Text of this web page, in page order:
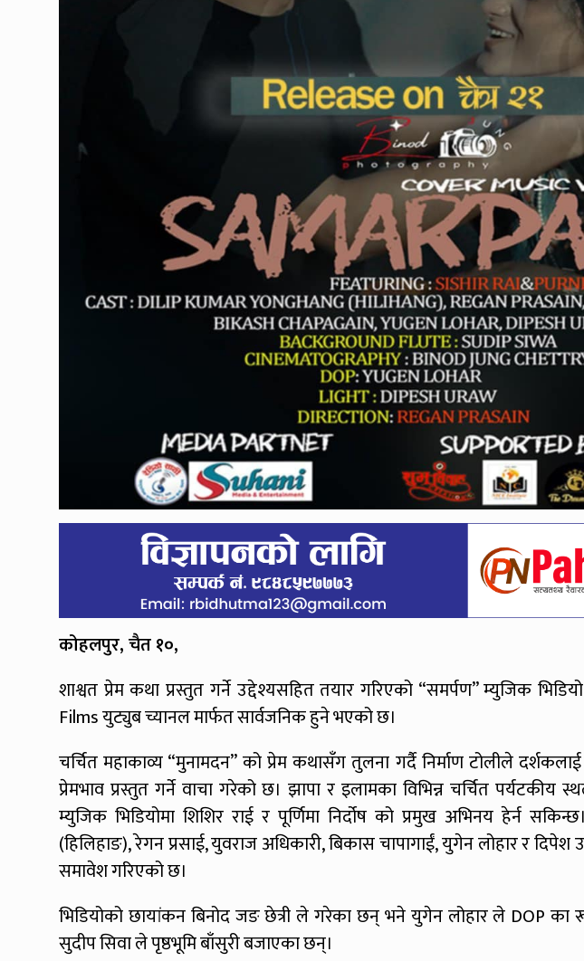
कोहलपुर, चैत १०,
शाश्वत प्रेम कथा प्रस्तुत गर्ने उद्देश्यसहित तयार गरिएको “समर्पण” म्युजिक
Films युट्युब च्यानल मार्फत सार्वजनिक हुने भएको छ।
चर्चित महाकाव्य “मुनामदन” को प्रेम कथासँग तुलना गर्दै निर्माण टोलीले दर्शकलाई
प्रेमभाव प्रस्तुत गर्ने वाचा गरेको छ। झापा र इलामका विभिन्न चर्चित
म्युजिक भिडियोमा शिशिर राई र पूर्णिमा निर्दोष को प्रमुख अभिनय हेर्न
(हिलिहाङ), रेगन प्रसाई, युवराज अधिकारी, बिकास चापागाईं, युगेन लोहार र
समावेश गरिएको छ।
भिडियोको छायांकन बिनोद जङ छेत्री ले गरेका छन् भने युगेन लोहार ले DOP का
सुदीप सिवा ले पृष्ठभूमि बाँसुरी बजाएका छन्।